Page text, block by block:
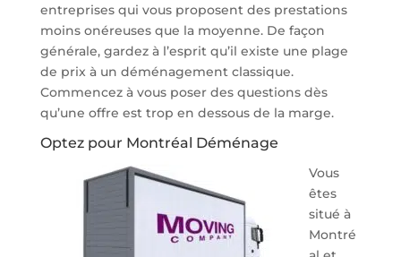
entreprises qui vous proposent des prestations
moins onéreuses que la moyenne. De façon
générale, gardez à l’esprit qu’il existe une plage
de prix à un déménagement classique.
Commencez à vous poser des questions dès
qu’une offre est trop en dessous de la marge.
Optez pour Montréal Déménage
Vous
êtes
situé à
Montré